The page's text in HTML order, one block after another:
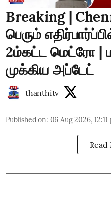
Breaking |
பெரும்
2ம்கட்ட மெட்ரோ |
முக்கிய அப்டேட்
thanthitv
Published on: 06 Aug 2026, 12:11
Read